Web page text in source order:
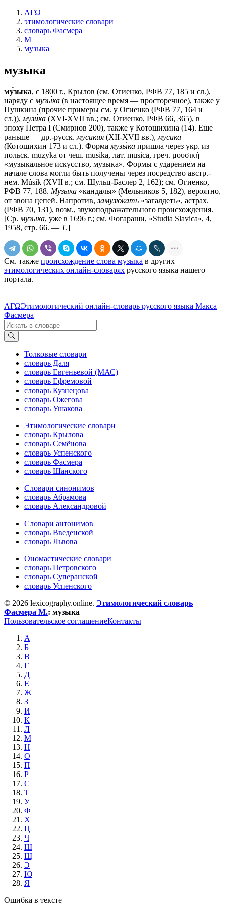
ΛΓΩ
этимологические словари
словарь Фасмера
М
музыка
музыка
му́зыка, с 1800 г., Крылов (см. Огиенко, РФВ 77, 185 и сл.),
наряду с музы́ка (в настоящее время — просторечное), также у
Пушкина (прочие примеры см. у Огиенко (РФВ 77, 164 и
сл.)), музи́ка (XVI-XVII вв.; см. Огиенко, РФВ 66, 365), в
эпоху Петра I (Смирнов 200), также у Котошихина (14). Еще
раньше — др.-русск. мусикия (XII-XVII вв.), мусика
(Котошихин 173 и сл.). Форма музы́ка пришла через укр. из
польск. muzyka от чеш. musika, лат. musica, греч. μουσική
«музыкальное искусство, музыка». Формы с ударением на
начале слова могли быть получены через посредство австр.-
нем. Мúsik (XVII в.; см. Шульц-Баслер 2, 162); см. Огиенко,
РФВ 77, 188. Музыка «кандалы» (Мельников 5, 182), вероятно,
от звона цепей. Напротив,замузю́кать «загалдеть», астрах.
(РФВ 70, 131), возм., звукоподражательного происхождения.
[Ср. музыка, уже в 1696 г.; см. Фогараши, «Studiа Slavica», 4,
1958, стр. 66. — Т.]
См. также происхождение слова музыка в других
этимологических онлайн-словарях русского языка нашего
портала.
ΛΓΩЭтимологический онлайн-словарь русского языка Макса
Фасмера
Толковые словари
словарь Даля
словарь Евгеньевой (МАС)
словарь Ефремовой
словарь Кузнецова
словарь Ожегова
словарь Ушакова
Этимологические словари
словарь Крылова
словарь Семёнова
словарь Успенского
словарь Фасмера
словарь Шанского
Словари синонимов
словарь Абрамова
словарь Александровой
Словари антонимов
словарь Введенской
словарь Львова
Ономастические словари
словарь Петровского
словарь Суперанской
словарь Успенского
© 2026 lexicography.online. Этимологический словарь
Фасмера М.: музыка
Пользовательское соглашениеКонтакты
А
Б
В
Г
Д
Е
Ж
З
И
К
Л
М
Н
О
П
Р
С
Т
У
Ф
Х
Ц
Ч
Ш
Щ
Э
Ю
Я
Ошибка в тексте